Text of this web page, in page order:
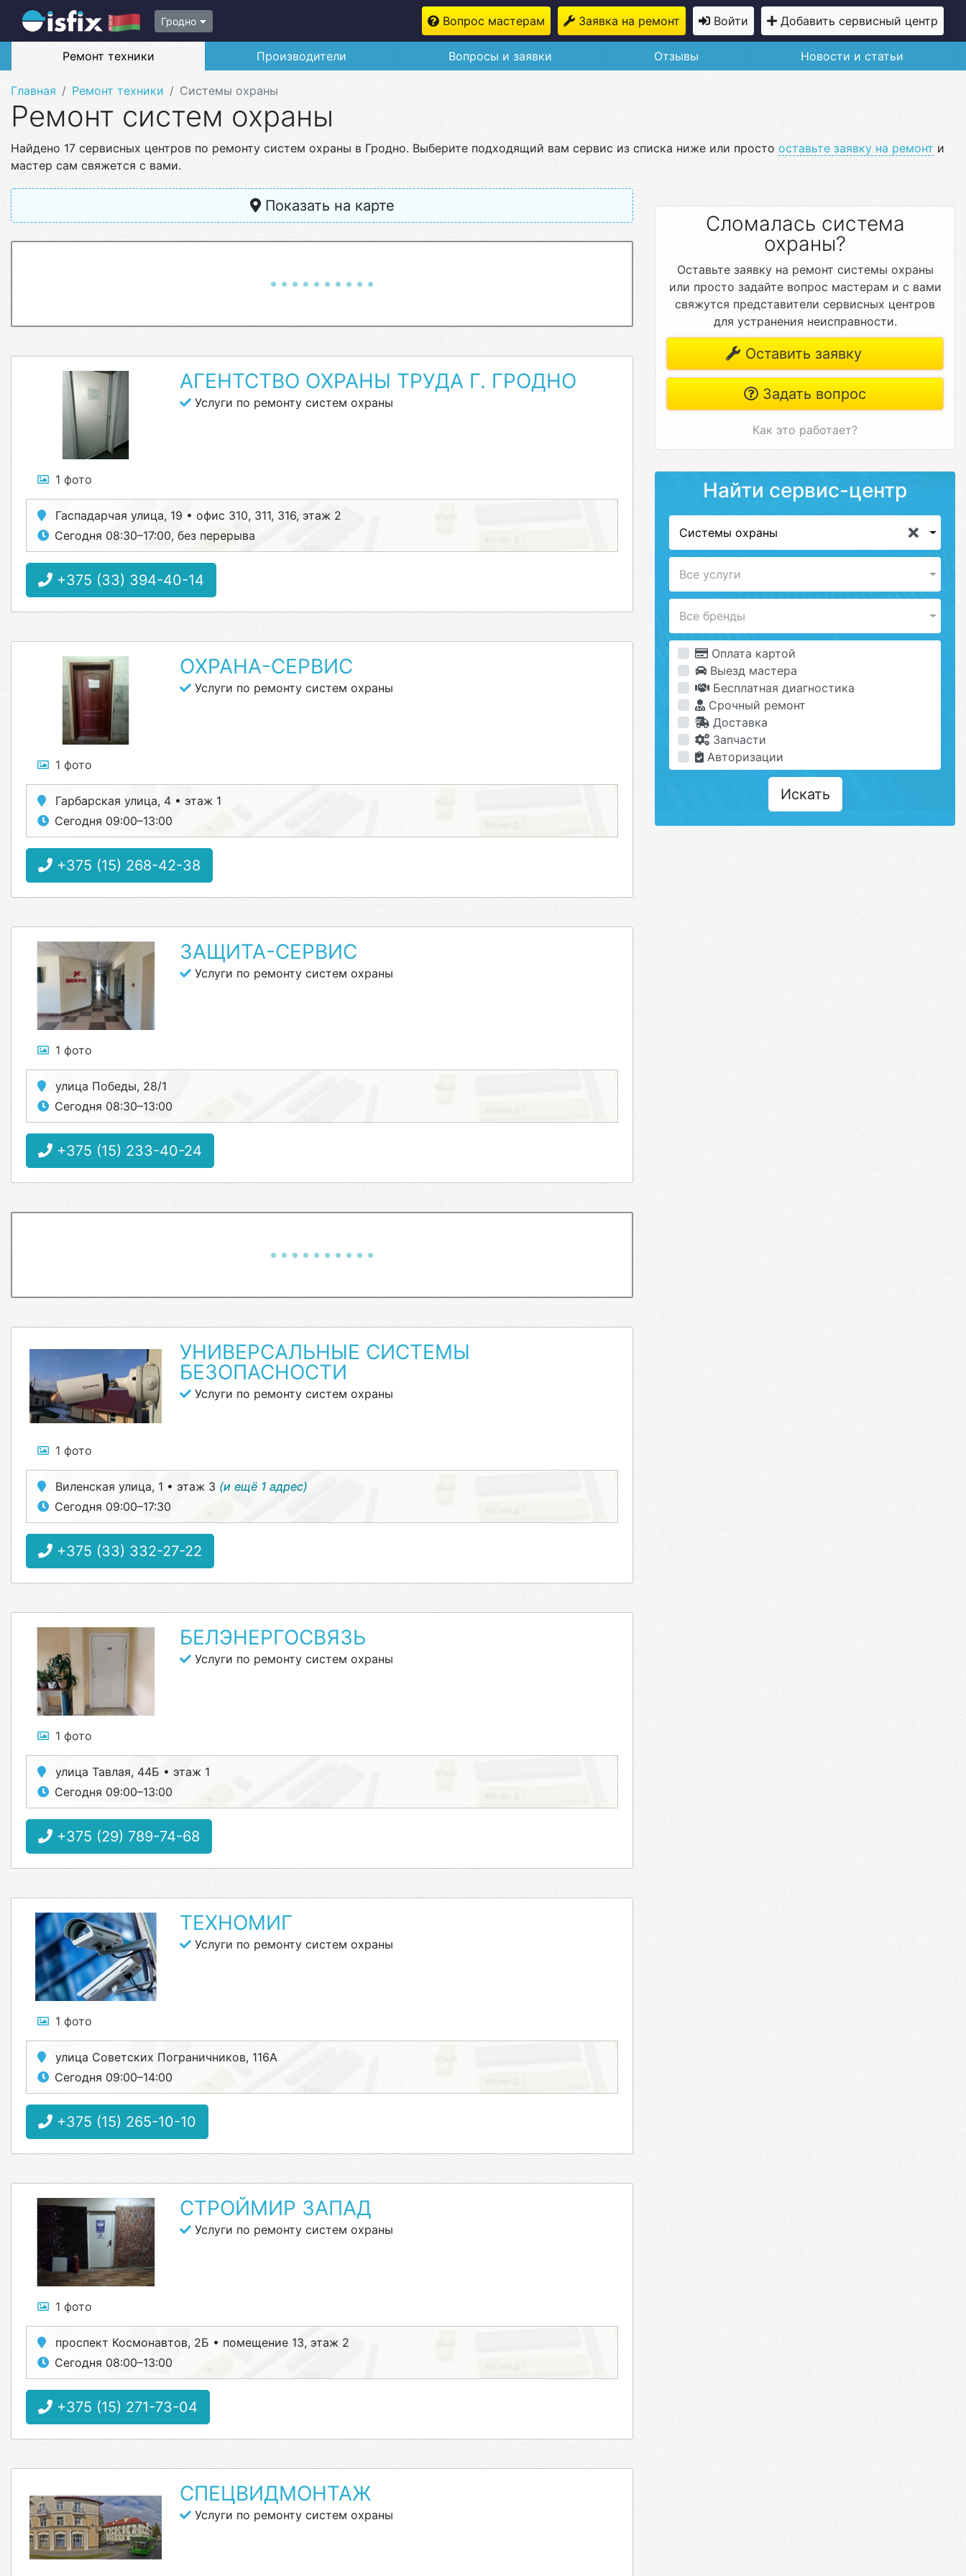
Гродно Вопрос мастерам Заявка на ремонт Войти Добавить сервисный центр
Ремонт техники Производители Вопросы и заявки Отзывы Новости и статьи
Главная Ремонт техники Системы охраны
Ремонт систем охраны
Найдено 17 сервисных центров по ремонту систем охраны в Гродно. Выберите подходящий вам сервис из списка ниже или просто оставьте заявку на ремонт и
мастер сам свяжется с вами.
Показать на карте
1 фото
АГЕНТСТВО ОХРАНЫ ТРУДА Г. ГРОДНО
Услуги по ремонту систем охраны
Гаспадарчая улица, 19 • офис 310, 311, 316, этаж 2
Сегодня 08:30–17:00, без перерыва
+375 (33) 394-40-14
1 фото
ОХРАНА-СЕРВИС
Услуги по ремонту систем охраны
Гарбарская улица, 4 • этаж 1
Сегодня 09:00–13:00
+375 (15) 268-42-38
1 фото
ЗАЩИТА-СЕРВИС
Услуги по ремонту систем охраны
улица Победы, 28/1
Сегодня 08:30–13:00
+375 (15) 233-40-24
1 фото
УНИВЕРСАЛЬНЫЕ СИСТЕМЫ
БЕЗОПАСНОСТИ
Услуги по ремонту систем охраны
Виленская улица, 1 • этаж 3 (и ещё 1 адрес)
Сегодня 09:00–17:30
+375 (33) 332-27-22
1 фото
БЕЛЭНЕРГОСВЯЗЬ
Услуги по ремонту систем охраны
улица Тавлая, 44Б • этаж 1
Сегодня 09:00–13:00
+375 (29) 789-74-68
1 фото
ТЕХНОМИГ
Услуги по ремонту систем охраны
улица Советских Пограничников, 116А
Сегодня 09:00–14:00
+375 (15) 265-10-10
1 фото
СТРОЙМИР ЗАПАД
Услуги по ремонту систем охраны
проспект Космонавтов, 2Б • помещение 13, этаж 2
Сегодня 08:00–13:00
+375 (15) 271-73-04
СПЕЦВИДМОНТАЖ
Услуги по ремонту систем охраны
Сломалась система
охраны?
Оставьте заявку на ремонт системы охраны
или просто задайте вопрос мастерам и с вами
свяжутся представители сервисных центров
для устранения неисправности.
Оставить заявку
Задать вопрос
Как это работает?
Найти сервис-центр
Системы охраны
Все услуги
Все бренды
Оплата картой
Выезд мастера
Бесплатная диагностика
Срочный ремонт
Доставка
Запчасти
Авторизации
Искать